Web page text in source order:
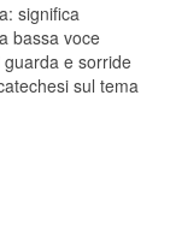
significa
bassa voce
e sorride
sul tema